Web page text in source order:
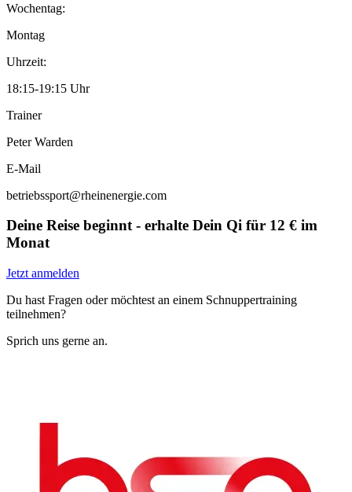
Wochentag:
Montag
Uhrzeit:
18:15-19:15 Uhr
Trainer
Peter Warden
E-Mail
betriebssport@rheinenergie.com
Deine Reise beginnt - erhalte Dein Qi für 12 € im
Monat
Jetzt anmelden
Du hast Fragen oder möchtest an einem Schnuppertraining
teilnehmen?
Sprich uns gerne an.